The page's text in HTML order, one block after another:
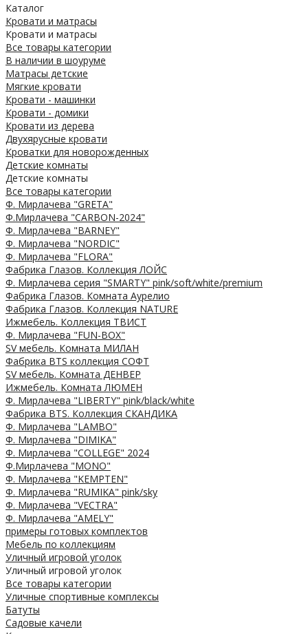
Каталог
Кровати и матрасы
Кровати и матрасы
Все товары категории
В наличии в шоуруме
Матрасы детские
Мягкие кровати
Кровати - машинки
Кровати - домики
Кровати из дерева
Двухярусные кровати
Кроватки для новорожденных
Детские комнаты
Детские комнаты
Все товары категории
Ф. Мирлачева "GRETA"
Ф.Мирлачева "CARBON-2024"
Ф. Мирлачева "BARNEY"
Ф. Мирлачева "NORDIC"
Ф. Мирлачева "FLORA"
Фабрика Глазов. Коллекция ЛОЙС
Ф. Мирлачева серия "SMARTY" pink/soft/white/premium
Фабрика Глазов. Комната Аурелио
Фабрика Глазов. Коллекция NATURE
Ижмебель. Коллекция ТВИСТ
Ф. Мирлачева "FUN-BOX"
SV мебель. Комната МИЛАН
Фабрика BTS коллекция СОФТ
SV мебель. Комната ДЕНВЕР
Ижмебель. Комната ЛЮМЕН
Ф. Мирлачева "LIBERTY" pink/black/white
Фабрика BTS. Коллекция СКАНДИКА
Ф. Мирлачева "LAMBO"
Ф. Мирлачева "DIMIKA"
Ф. Мирлачева "COLLEGE" 2024
Ф.Мирлачева "MONO"
Ф. Мирлачева "KEMPTEN"
Ф. Мирлачева "RUMIKA" pink/sky
Ф. Мирлачева "VECTRA"
Ф. Мирлачева "AMELY"
примеры готовых комплектов
Мебель по коллекциям
Уличный игровой уголок
Уличный игровой уголок
Все товары категории
Уличные спортивные комплексы
Батуты
Садовые качели